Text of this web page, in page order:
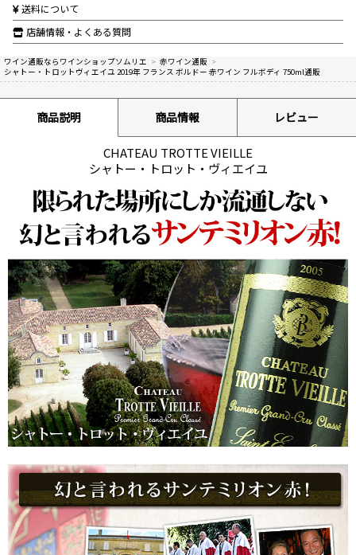
送料について
店舗情報・よくある質問
ワイン通販ならワインショップソムリエ > 赤ワイン通販 >
シャトー・トロットヴィエイユ 2019年 フランス ボルドー 赤ワイン フルボディ 750ml通販
商品説明 商品情報 レビュー
CHATEAU TROTTE VIEILLE
シャトー・トロット・ヴィエイユ